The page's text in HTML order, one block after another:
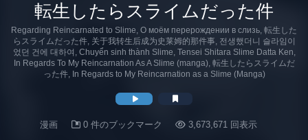
転生したらスライムだった件
Regarding Reincarnated to Slime, О моём перерождении в слизь, 転生した
らスライムだった件, 关于我转生后成为史莱姆的那件事, 전생했더니 슬라임이
었던 건에 대하여, Chuyển sinh thành Slime, Tensei Shitara Slime Datta Ken,
In Regards To My Reincarnation As A Slime (manga), 転生したらスライムだ
った件, In Regards to My Reincarnation as a Slime (Manga)
漫画 0 件のブックマーク 3,673,671 回表示